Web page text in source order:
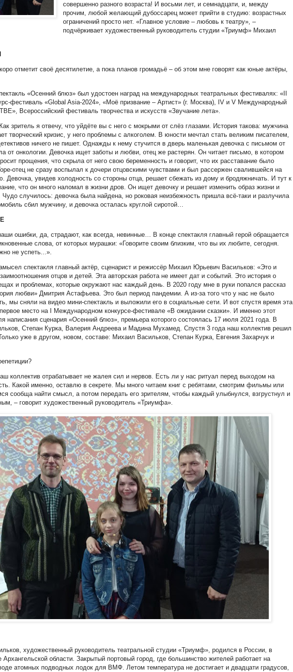
совершенно разного возраста! И восьми лет, и семнадцати, и, между
прочим, любой желающий дубоссарец может прийти в студию: возрастных
ограничений просто нет. «Главное условие – любовь к театру», –
подчёркивает художественный руководитель студии «Триумф» Михаил
отметит своё десятилетие, а пока планов громадьё – об этом мне говорят как юные актёры,
«Осенний блюз» был удостоен наград на международных театральных фестивалях: «II
фестиваль «Global Asia-2024», «Моё призвание – Артист» (г. Москва), IV и V Международный
Всероссийский фестиваль творчества и искусств «Звучание лета».
зритель я отвечу, что уйдёте вы с него с мокрыми от слёз глазами. История такова: мужчина
творческий кризис, у него проблемы с алкоголем. В юности мечтал стать великим писателем,
ничего не пишет. Однажды к нему стучится в дверь маленькая девочка с письмом от
от онкологии. Девочка ищет заботы и любви, отец же растерян. Он читает письмо, в котором
прощения, что скрыла от него свою беременность и говорит, что их расставание было
отец не сразу воспылал к дочери отцовскими чувствами и был рассержен свалившейся на
Девочка, увидев холодность со стороны отца, решает сбежать из дому и бродяжничать. И тут к
что он много наломал в жизни дров. Он ищет девочку и решает изменить образ жизни и
Чудо случилось: девочка была найдена, но роковая неизбежность пришла всё-таки и разлучила
сбил мужчину, и девочка осталась круглой сиротой…
ошибки, да, страдают, как всегда, невинные… В конце спектакля главный герой обращается
слова, от которых мурашки: «Говорите своим близким, что вы их любите, сегодня.
не успеть...».
спектакля главный актёр, сценарист и режиссёр Михаил Юрьевич Васильков: «Это и
отцов и детей. Эта авторская работа не имеет дат и событий. Это история о
и проблемах, которые окружают нас каждый день. В 2020 году мне в руки попался рассказ
любви» Дмитрия Астафьева. Это был период пандемии. А из-за того что у нас не было
мы сняли на видео мини-спектакль и выложили его в социальные сети. И вот спустя время эта
место на I Международном конкурсе-фестивале «В ожидании сказки». И именно этот
написания сценария «Осенний блюз», премьера которого состоялась 17 июля 2021 года. В
Степан Курка, Валерия Андреева и Мадина Мухамед. Спустя 3 года наш коллектив решил
уже в другом, новом, составе: Михаил Васильков, Степан Курка, Евгения Захарчук и
коллектив отрабатывает не жалея сил и нервов. Есть ли у нас ритуал перед выходом на
Какой именно, оставлю в секрете. Мы много читаем книг с ребятами, смотрим фильмы или
сообща найти смысл, а потом передать его зрителям, чтобы каждый улыбнулся, взгрустнул и
– говорит художественный руководитель «Триумфа».
художественный руководитель театральной студии «Триумф», родился в России, в
Архангельской области. Закрытый портовый город, где большинство жителей работает на
атомных подводных лодок для ВМФ. Летом температура не достигает и двадцати градусов,